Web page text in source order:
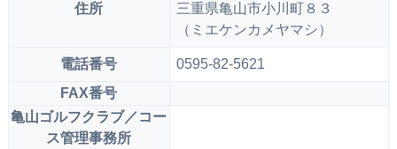
住所
三重県亀山市小川町８３
（ミエケンカメヤマシ）
電話番号
0595-82-5621
FAX番号
亀山ゴルフクラブ／コー
ス管理事務所